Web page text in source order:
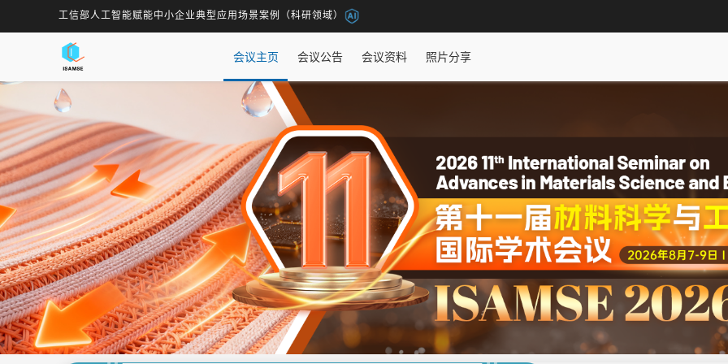
工信部人工智能赋能中小企业典型应用场景案例（科研领域）
会议主页 会议公告 会议资料 照片分享